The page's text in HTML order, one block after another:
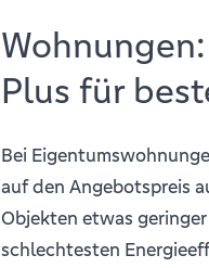
Plus für
Bei
auf den Angebotspreis
Objekten etwas
schlechtesten